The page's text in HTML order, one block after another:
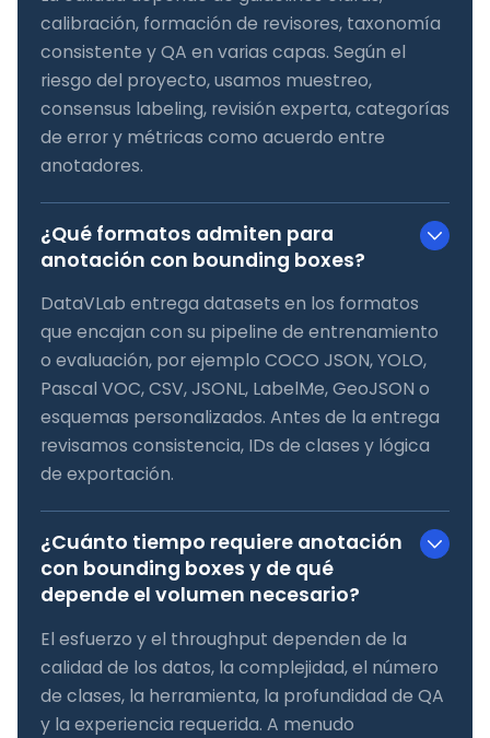
calibración, formación de revisores, taxonomía
consistente y QA en varias capas. Según el
riesgo del proyecto, usamos muestreo,
consensus labeling, revisión experta, categorías
de error y métricas como acuerdo entre
anotadores.
¿Qué formatos admiten para
anotación con bounding boxes?
DataVLab entrega datasets en los formatos
que encajan con su pipeline de entrenamiento
o evaluación, por ejemplo COCO JSON, YOLO,
Pascal VOC, CSV, JSONL, LabelMe, GeoJSON o
esquemas personalizados. Antes de la entrega
revisamos consistencia, IDs de clases y lógica
de exportación.
¿Cuánto tiempo requiere anotación
con bounding boxes y de qué
depende el volumen necesario?
El esfuerzo y el throughput dependen de la
calidad de los datos, la complejidad, el número
de clases, la herramienta, la profundidad de QA
y la experiencia requerida. A menudo